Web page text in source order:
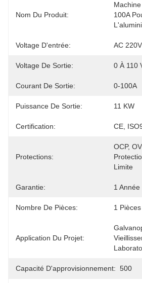
Nom Du Produit:
100A
Voltage D'entrée: AC
Voltage De Sortie: 0 À 110
Courant De Sortie: 0-100A
Puissance De Sortie: 11 KW
Certification: CE,
Protections:
OCP,
Limite
Garantie: 1 Année
Nombre De Pièces: 1 Pièces
Application Du Projet:
Capacité D'approvisionnement: 500